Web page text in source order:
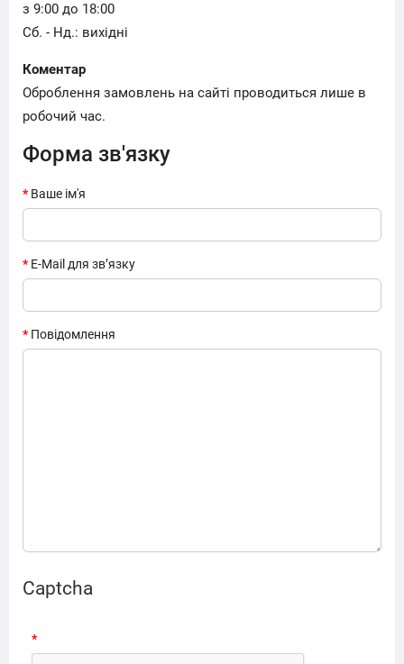
з 9:00 до 18:00
Сб. - Нд.: вихідні
Коментар
Оброблення замовлень на сайті проводиться лише в
робочий час.
Форма зв'язку
Ваше ім'я
E-Mail для зв’язку
Повідомлення
Captcha